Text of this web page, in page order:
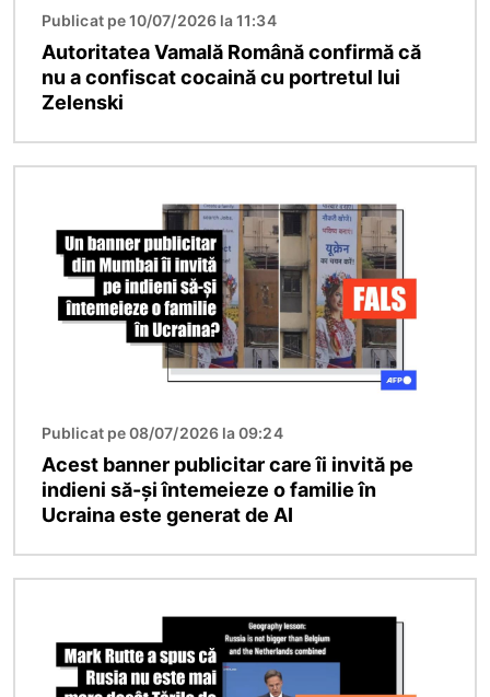
Publicat pe 10/07/2026 la 11:34
Autoritatea Vamală Română confirmă că
nu a confiscat cocaină cu portretul lui
Zelenski
Publicat pe 08/07/2026 la 09:24
Acest banner publicitar care îi invită pe
indieni să-și întemeieze o familie în
Ucraina este generat de AI